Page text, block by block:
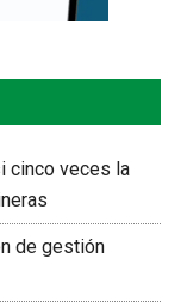
cinco veces la
de gestión